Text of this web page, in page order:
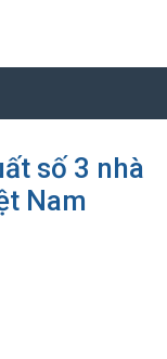
số 3 nhà
Nam